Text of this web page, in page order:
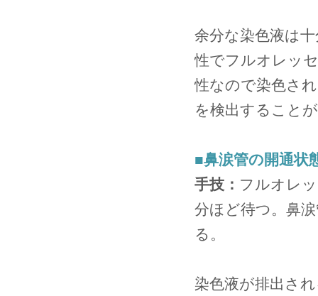
余分な染色液は
性でフルオレッ
性なので染色さ
を検出すること
■鼻涙管の開通状
手技： フルオレ
分ほど待つ。鼻
る。
染色液が排出さ